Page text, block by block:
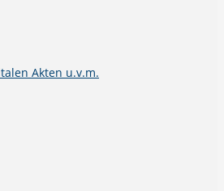
Akten u.v.m.